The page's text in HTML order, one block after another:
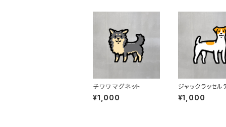
チワワ マグネット
¥1,000
ジャックラッセル
マグネット
¥1,000